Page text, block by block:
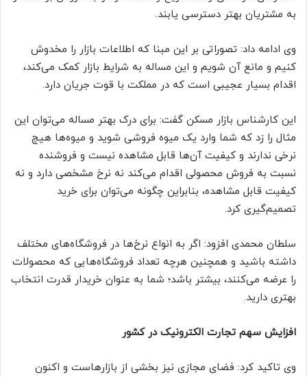
به مشتریان بهتر دسترسی یابند.
وی ادامه داد: تصوراتی بر این مبنا که اطلاعات بازار را مخدوش
کنیم و مانع آن شویم و این مساله به شرایط بازار کمک می‌کند،
اقدام بسیار عجیبی است که در مملکت با قوت جریان دارد.
این کارشناس بازار مسکن گفت: برای درک بهتر مساله می‌توان این
مثال را زد که شما وارد یک میوه فروشی شوید و میوه‌ها هیچ
نرخی ندارند و کیفیت آن‌ها قابل مشاهده نیست و فروشنده
نسبت به فروش محصولی اقدام می‌کند نه نرخ مشخصی دارد و نه
کیفیت قابل مشاهده، بنابراین چگونه می‌توان برای خرید
تصمیم‌گیری کرد.
سلطان محمدی افزود: اگر به انواع نرخ‌ها در فروشگاه‌های مختلف
داشته باشید و همچنین هرچه تعداد فروشگاه‌هایی که محصولات
را عرضه می‌کنند، بیشتر باشد؛ شما به عنوان خریدار قدرت انتخاب
بهتری دارید.
افزایش سهم تجارت الکترونیک در کشور
وی تاکید کرد: فضای مجازی نیز بخشی از بازارهاست و اکنون